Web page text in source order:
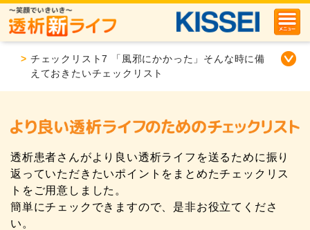
> チェックリスト7 「風邪にかかった」そんな時に備
えておきたいチェックリスト
透析患者さんがより良い透析ライフを送るために振り
返っていただきたいポイントをまとめたチェックリス
トをご用意しました。
簡単にチェックできますので、是非お役立てくださ
い。